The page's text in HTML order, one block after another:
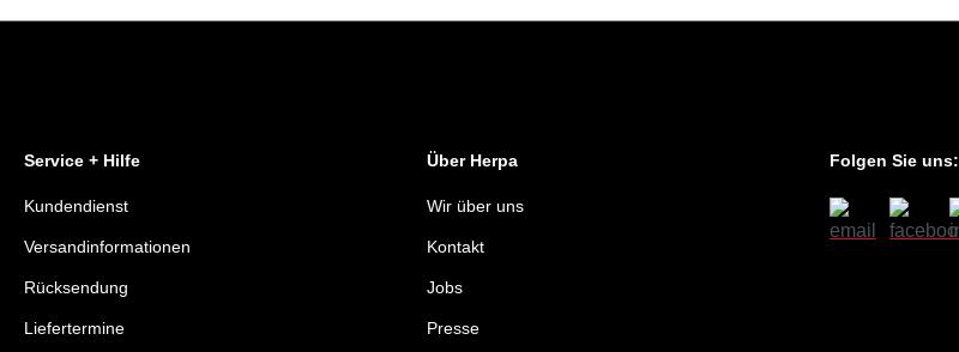
Service + Hilfe
Kundendienst
Versandinformationen
Rücksendung
Liefertermine
Über Herpa
Wir über uns
Kontakt
Jobs
Presse
Folgen Sie uns: